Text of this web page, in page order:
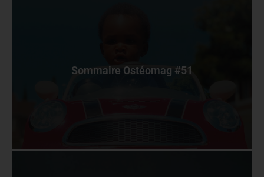
Sommaire Ostéomag #51